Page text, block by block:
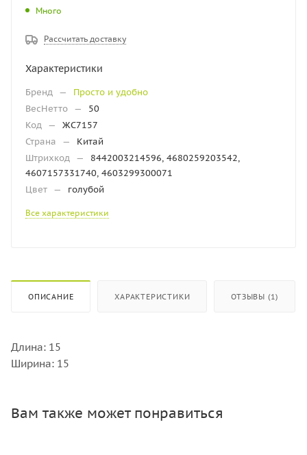
Много
Рассчитать доставку
Характеристики
Бренд —
Просто и удобно
ВесНетто —
50
Код —
ЖС7157
Страна
—
Китай
Штрихкод —
8442003214596, 4680259203542,
4607157331740, 4603299300071
Цвет — голубой
Все характеристики
ОПИСАНИЕ ХАРАКТЕРИСТИКИ ОТЗЫВЫ (1)
Длина: 15
Ширина: 15
Вам также может понравиться